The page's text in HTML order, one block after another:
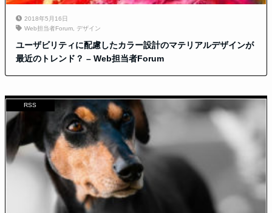
2018年5月16日
Web担当者Forum, デザイン
ユーザビリティに配慮したカラー設計のマテリアルデザインが
最近のトレンド？ – Web担当者Forum
RSS